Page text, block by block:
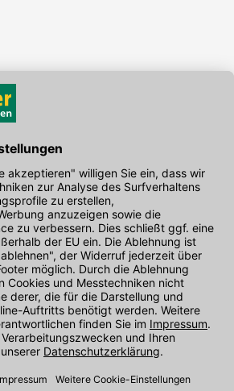
App
ist montags bis freitags von 08:00 - 17:00
07071 / 151-151für Sie erreichbar.
Kontaktformular nutzen.
Niederlassungen finden Sie